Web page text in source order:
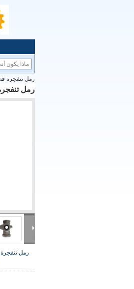
رمل تنفجرة
رمل
رمل